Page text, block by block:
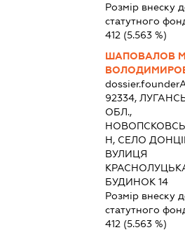
Розмір внеску
статутного
412 (5.563 %)
ШАПОВАЛОВ
92334,
ОБЛ.,
Н, СЕЛО
ВУЛИЦЯ
БУДИНОК 14
Розмір внеску
статутного
412 (5.563 %)